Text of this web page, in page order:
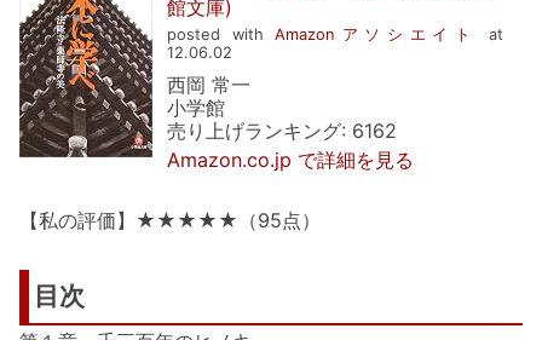
館文庫)
posted withAmazonアソシエイト
at
12.06.02
西岡 常一
小学館
売り上げランキング: 6162
Amazon.co.jp で詳細を見る
【私の評価】★★★★★（95点）
目次